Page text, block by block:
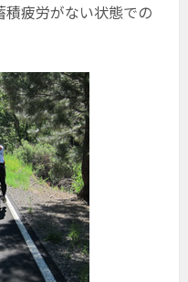
疲労がない状態での